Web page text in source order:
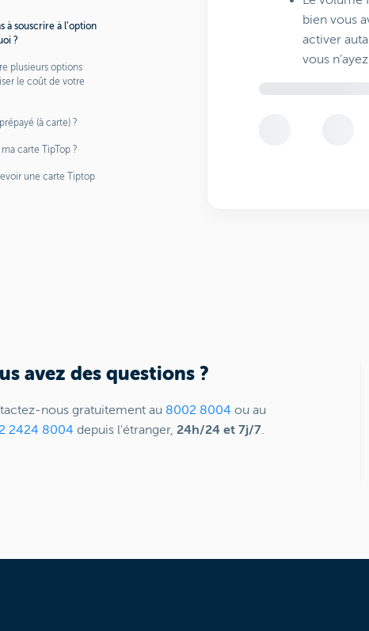
à souscrire à l’option
?
plusieurs options
le coût de votre
(à carte) ?
carte TipTop ?
une carte Tiptop
bien vous
activer
vous
avez des questions ?
nous gratuitement au 8002 8004 ou au
2424 8004 depuis l'étranger, 24h/24 et 7j/7.